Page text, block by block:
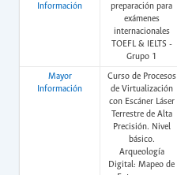
Información
preparación para
exámenes
internacionales
TOEFL & IELTS -
Grupo 1
Mayor
Información
Curso de Procesos
de Virtualización
con Escáner Láser
Terrestre de Alta
Precisión. Nivel
básico.
Arqueología
Digital: Mapeo de